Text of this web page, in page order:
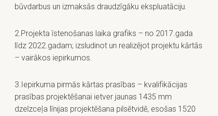
būvdarbus un izmaksās draudzīgāku ekspluatāciju.
2.Projekta īstenošanas laika grafiks – no 2017.gada
līdz 2022.gadam; izsludinot un realizējot projektu kārtās
– vairākos iepirkumos.
3.Iepirkuma pirmās kārtas prasības – kvalifikācijas
prasības projektēšanai ietver jaunas 1435 mm
dzelzceļa līnijas projektēšana pilsētvidē, esošas 1520